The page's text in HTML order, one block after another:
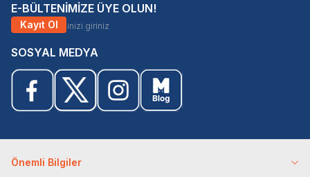
E-BÜLTENİMİZE ÜYE OLUN!
Kayıt Ol
SOSYAL MEDYA
Önemli Bilgiler